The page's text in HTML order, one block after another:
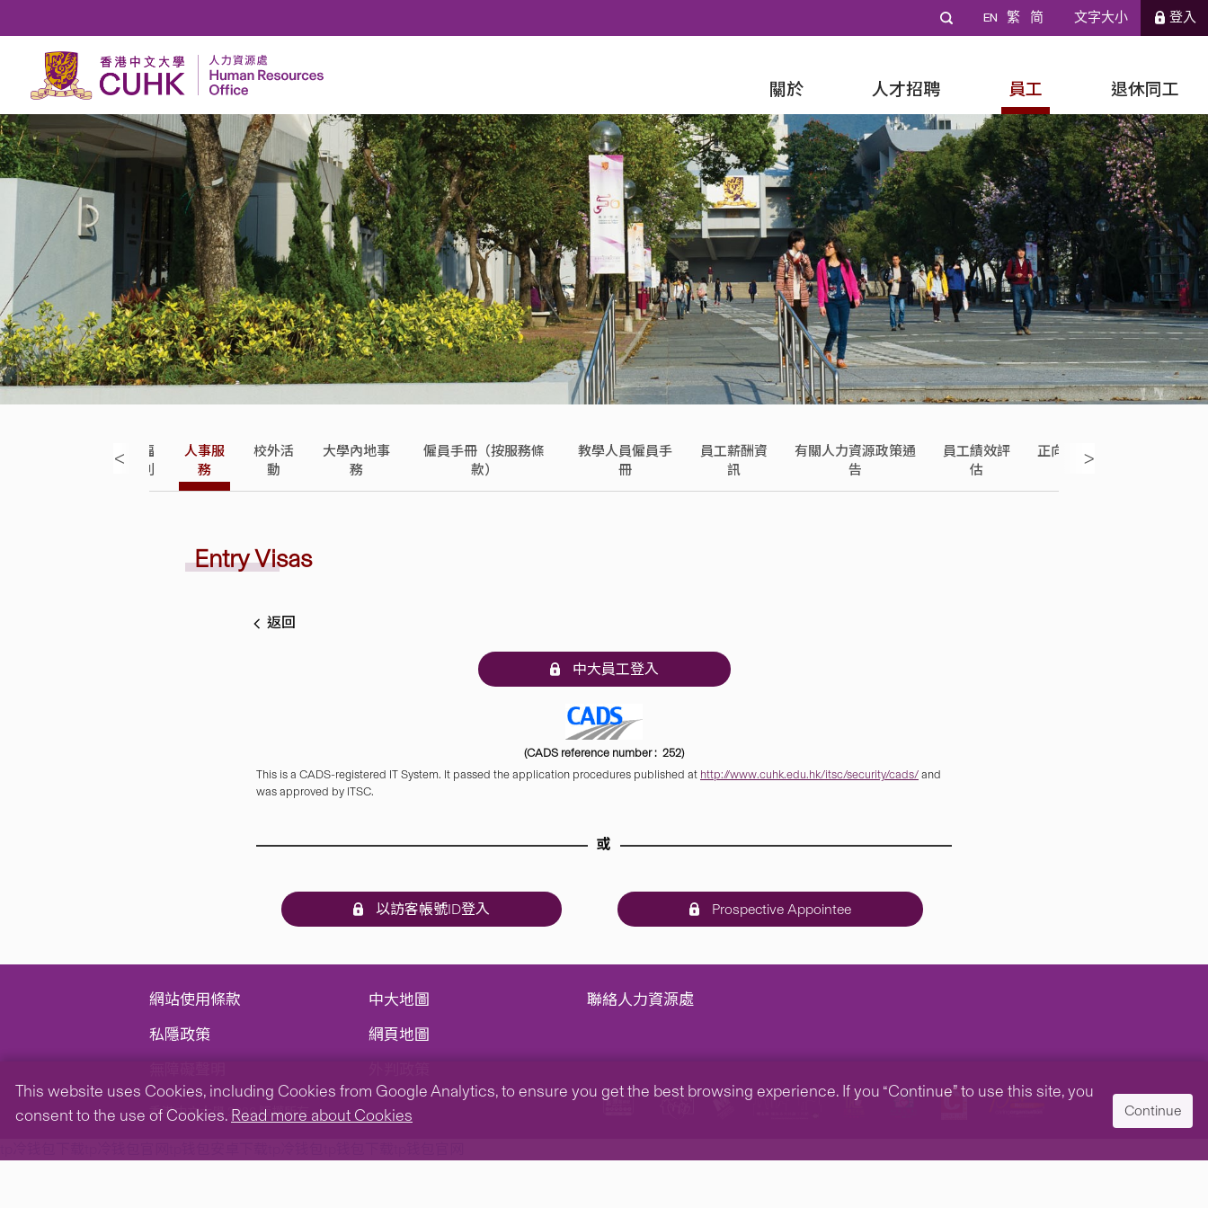
EN 繁 简 文字大小 登入
關於 人才招聘 員工 退休同工
< >
福
利
人事服
務
校外活
動
大學內地事
務
僱員手冊（按服務條
款）
教學人員僱員手
冊
員工薪酬資
訊
有關人力資源政策通
告
員工績效評
估
正向工作及員工發
Entry Visas
返回
中大員工登入
(CADS reference number : 252)
This is a CADS-registered IT System. It passed the application procedures published at http://www.cuhk.edu.hk/itsc/security/cads/ and
was approved by ITSC.
或
以訪客帳號ID登入 Prospective Appointee
網站使用條款
私隱政策
中大地圖
網頁地圖
聯絡人力資源處
香港中文大學 2026 版權所有
This website uses Cookies, including Cookies from Google Analytics, to ensure you get the best browsing experience. If you “Continue” to use this site, you
consent to the use of Cookies. Read more about Cookies Continue